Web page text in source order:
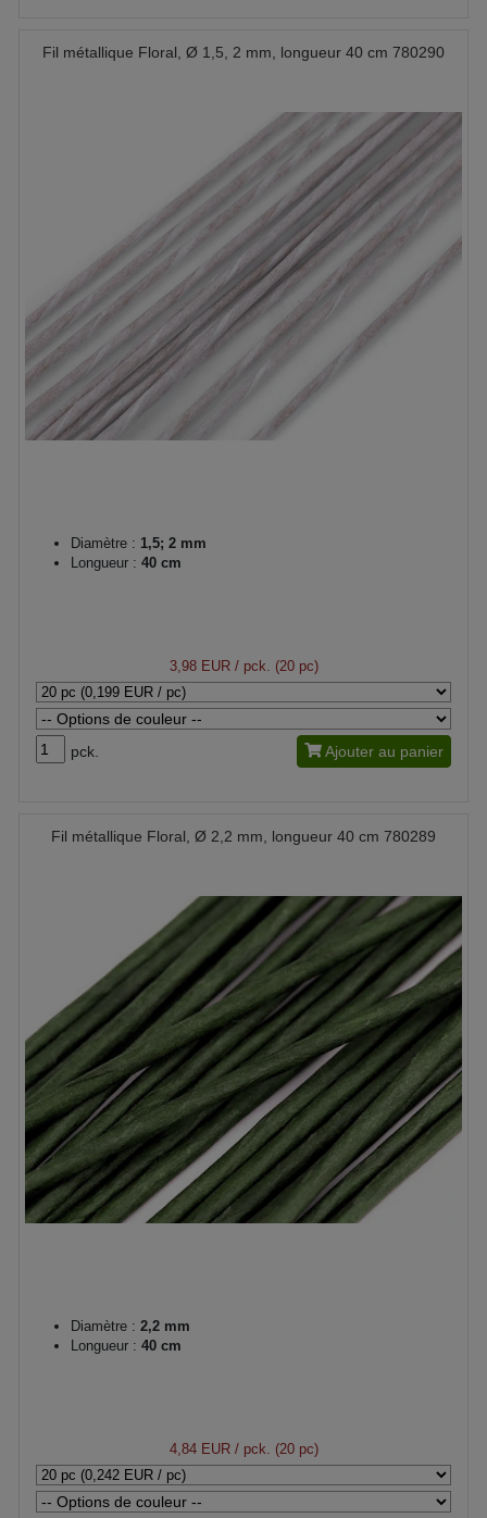
Fil métallique Floral, Ø 1,5, 2 mm, longueur 40 cm 780290
Diamètre : 1,5; 2 mm
Longueur : 40 cm
3,98 EUR/ pck. (20 pc)
pck. Ajouter au panier
Fil métallique Floral, Ø 2,2 mm, longueur 40 cm 780289
Diamètre : 2,2 mm
Longueur : 40 cm
4,84 EUR/ pck. (20 pc)